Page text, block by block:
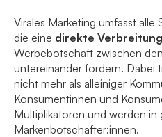
Virales Marketing umfasst
die eine direkte Verbreitung
Werbebotschaft zwischen
untereinander fördern. Dabei
nicht mehr als alleiniger
Konsumentinnen und
Multiplikatoren und werden in
Markenbotschafter:innen.